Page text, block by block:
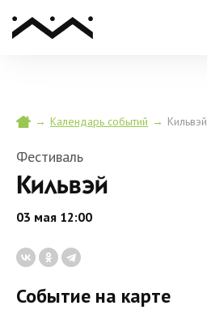
→ Календарь событий → Кильвэй
Фестиваль
Кильвэй
03 мая 12:00
Событие на карте